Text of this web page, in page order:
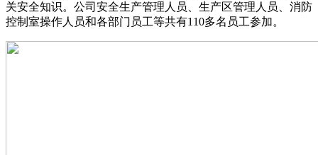
关安全知识。公司安全生产管理人员、生产区管理人员、消防
控制室操作人员和各部门员工等共有110多名员工参加。